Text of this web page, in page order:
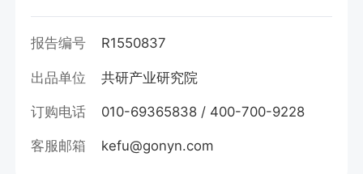
报告编号 R1550837
出品单位 共研产业研究院
订购电话 010-69365838 / 400-700-9228
客服邮箱 kefu@gonyn.com